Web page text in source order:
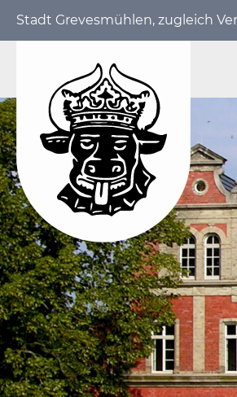
Stadt Grevesmühlen, zugleich